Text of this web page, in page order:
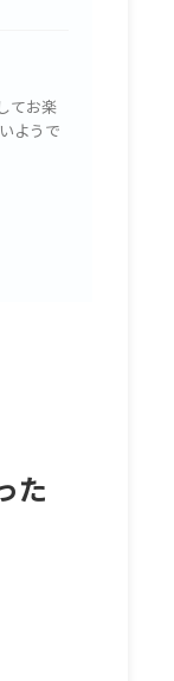
てお楽
ようで
た